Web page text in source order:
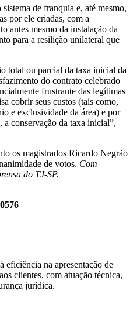
de franquia e, até mesmo,
por ele criadas, com a
antes mesmo da instalação da
para a resilição unilateral que
total ou parcial da taxa inicial da
do contrato celebrado
frustrante das legítimas
cobrir seus custos (tais como,
e exclusividade da área) e por
a conservação da taxa inicial”,
os magistrados Ricardo Negrão
de votos. Com
do TJ-SP.
eficiência na apresentação de
clientes, com atuação técnica,
jurídica.